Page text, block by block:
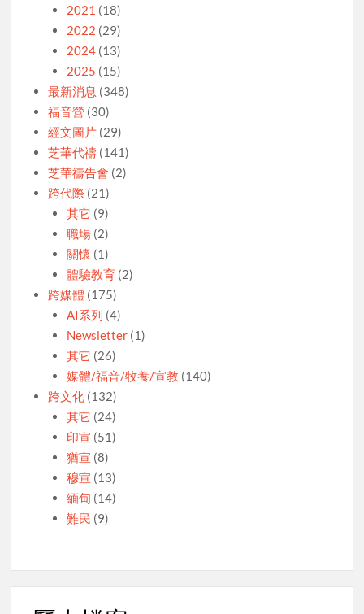
2021 (18)
2022 (29)
2024(13)
2025 (15)
最新消息 (348)
福音營 (30)
經文圖片 (29)
芝華代禱 (141)
芝華禱告會 (2)
跨代際 (21)
其它 (9)
職場(2)
關懷 (1)
體驗教育(2)
跨媒體 (175)
AI系列 (4)
Newsletter(1)
其它 (26)
媒體/福音/牧養/宣教 (140)
跨文化 (132)
其它 (24)
印宣 (51)
猶宣 (8)
穆宣 (13)
緬甸 (14)
難民 (9)